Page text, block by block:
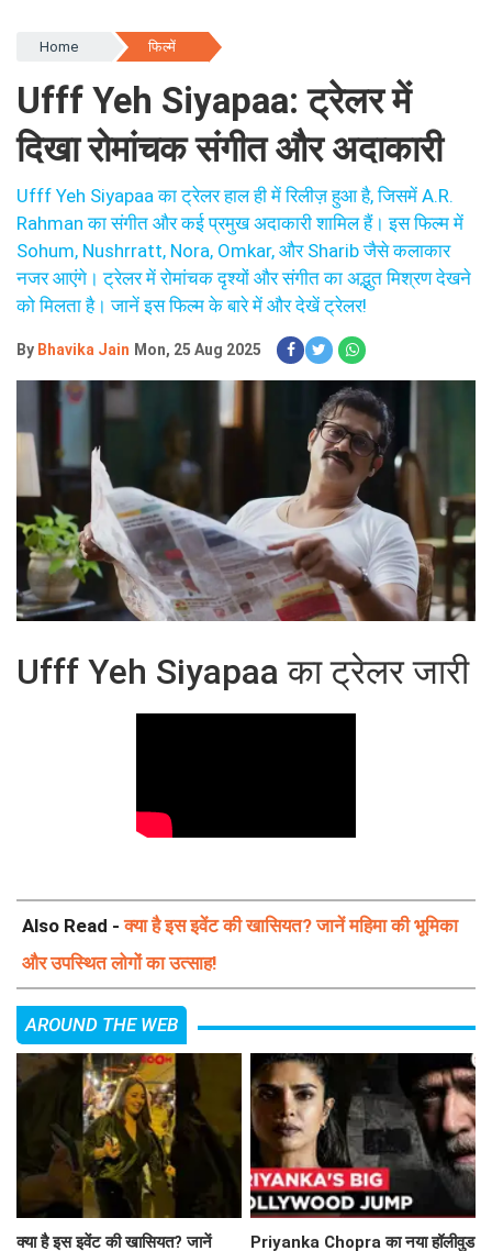
Home फिल्में
Ufff Yeh Siyapaa: ट्रेलर में
दिखा रोमांचक संगीत और अदाकारी
Ufff Yeh Siyapaa का ट्रेलर हाल ही में रिलीज़ हुआ है, जिसमें A.R.
Rahman का संगीत और कई प्रमुख अदाकारी शामिल हैं। इस फिल्म में
Sohum, Nushrratt, Nora, Omkar, और Sharib जैसे कलाकार
नजर आएंगे। ट्रेलर में रोमांचक दृश्यों और संगीत का अद्भुत मिश्रण देखने
को मिलता है। जानें इस फिल्म के बारे में और देखें ट्रेलर!
By Bhavika Jain Mon, 25 Aug 2025
Ufff Yeh Siyapaa का ट्रेलर जारी
Also Read -क्या है इस इवेंट की खासियत? जानें महिमा की भूमिका
और उपस्थित लोगों का उत्साह!
AROUND THE WEB
क्या है इस इवेंट की खासियत? जानें
Priyanka Chopra का नया हॉलीवुड